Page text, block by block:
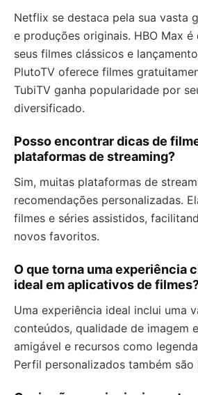
Netflix se destaca pela sua vasta
e produções originais. HBO Max
seus filmes clássicos e
PlutoTV oferece filmes
TubiTV ganha popularidade por
diversificado.
Posso encontrar dicas de
plataformas de streaming?
Sim, muitas plataformas de
recomendações personalizadas.
filmes e séries assistidos,
novos favoritos.
O que torna uma experiência
ideal em aplicativos de
Uma experiência ideal inclui uma
conteúdos, qualidade de imagem
amigável e recursos como
Perfil personalizados também